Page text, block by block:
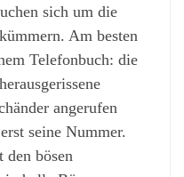
sich um die
Am besten
Telefonbuch: die
angerufen
seine Nummer.
bösen